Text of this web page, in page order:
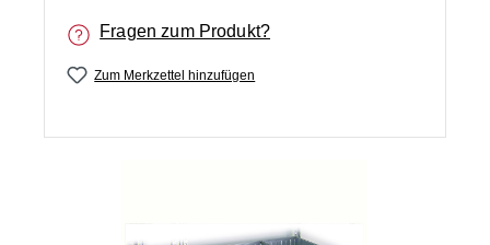
Fragen zum Produkt?
Zum Merkzettel hinzufügen